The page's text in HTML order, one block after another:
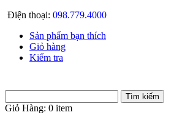
Điện thoại: 098.779.4000
Sản phẩm bạn thích
Giỏ hàng
Kiểm tra
Giỏ Hàng: 0 item